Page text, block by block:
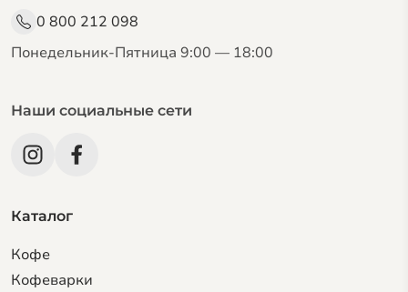
0 800 212 098
Понедельник-Пятница 9:00 — 18:00
Наши социальные сети
Каталог
Кофе
Кофеварки